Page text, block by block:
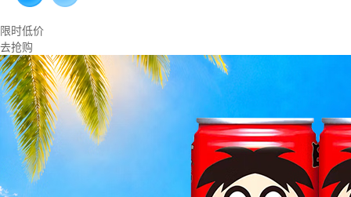
限时低价
去抢购